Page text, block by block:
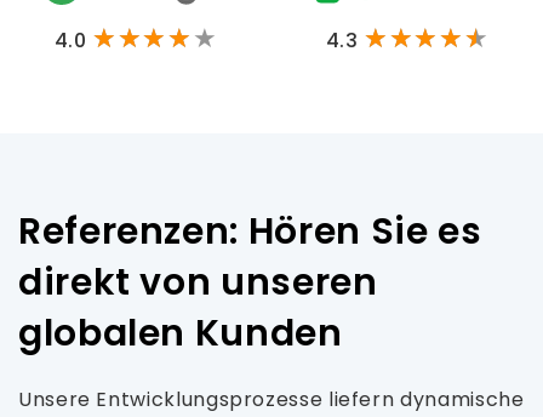
4.0 4.3
Referenzen: Hören Sie es
direkt von unseren
globalen Kunden
Unsere Entwicklungsprozesse liefern dynamische